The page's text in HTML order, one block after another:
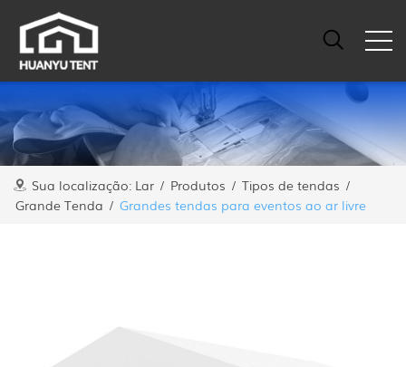
Sua localização: Lar / Produtos / Tipos de tendas /
Grande Tenda / Grandes tendas para eventos ao ar livre